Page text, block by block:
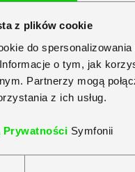
z plików cookie
do
o tym, jak
Partnerzy mogą
z ich usług.
Prywatności Symfonii
od podatku
dochodowego,
zł: 12% – kwota
zł: 10 800 zł + 32%